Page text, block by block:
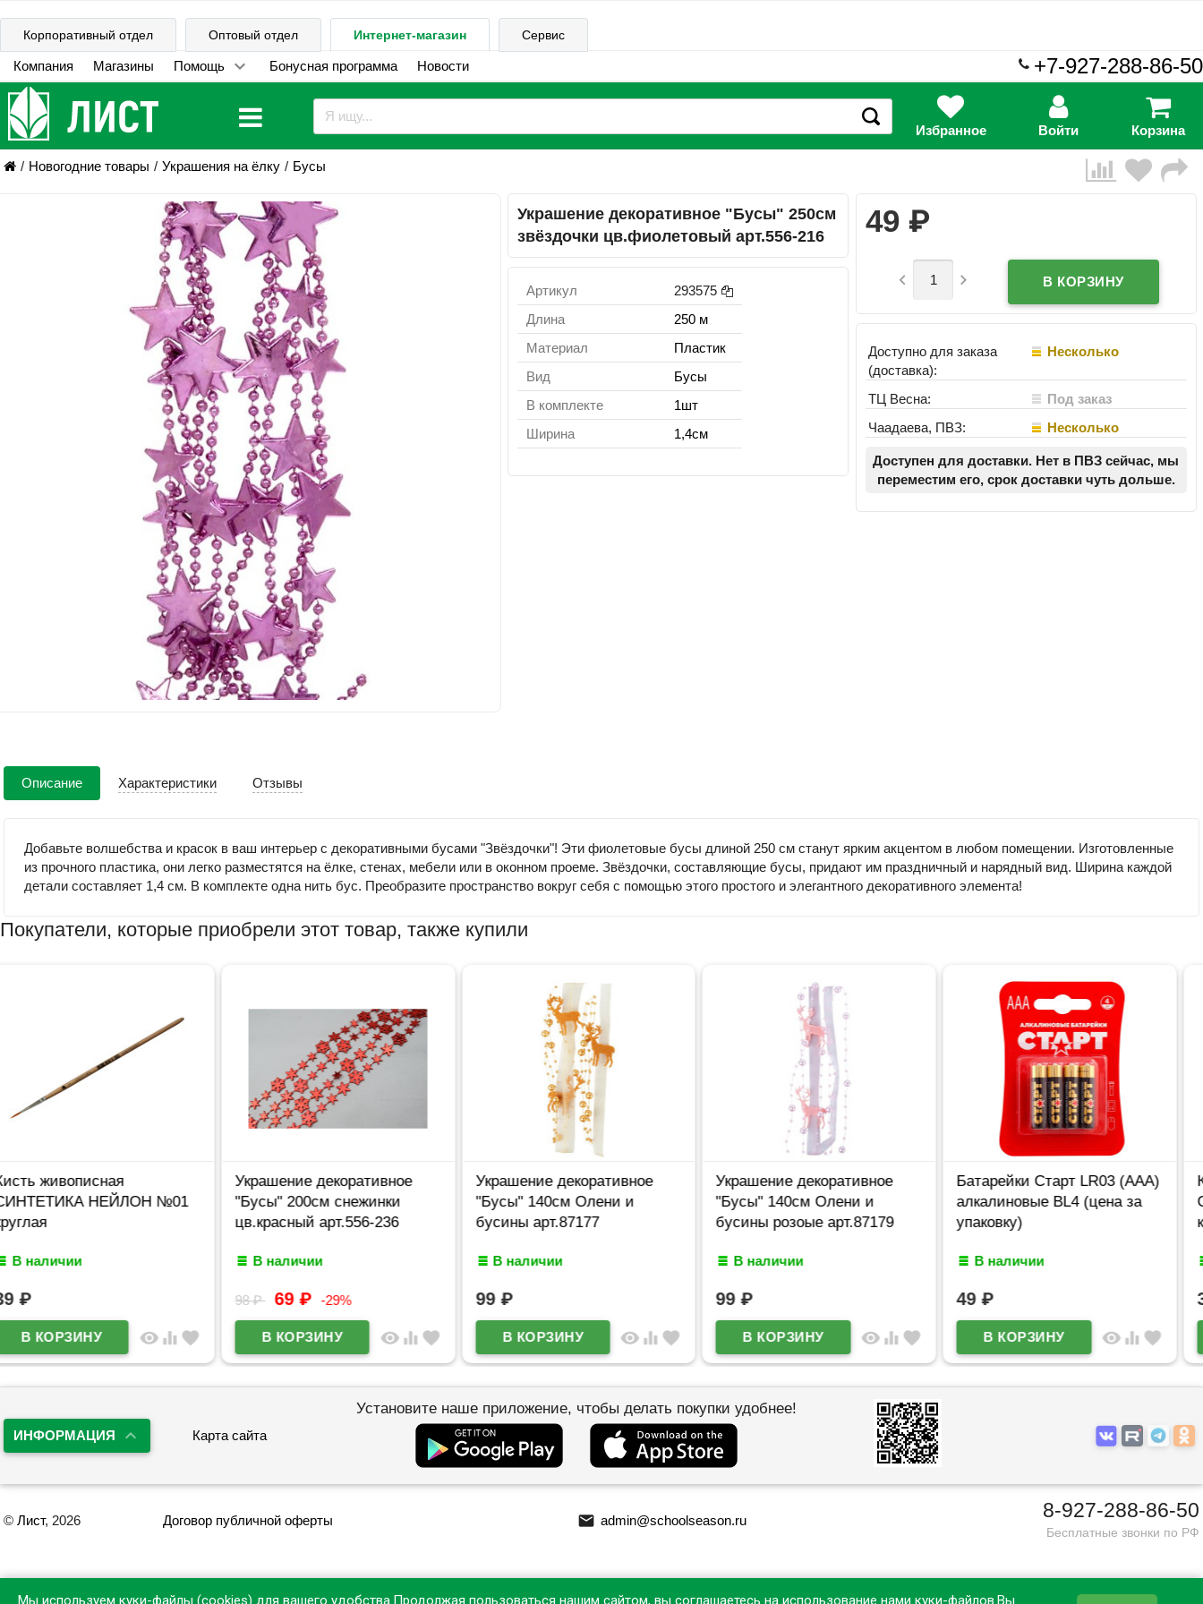
Корпоративный отдел Оптовый отдел Интернет-магазин Сервис
Компания Магазины Помощь Бонусная программа Новости +7-927-288-86-50
Избранное Войти Корзина
Новогодние товары Украшения на ёлку Бусы
Украшение декоративное "Бусы" 250см
звёздочки цв.фиолетовый арт.556-216
Артикул
293575
Длина
250 м
Материал
Пластик
Вид
Бусы
В комплекте
1шт
Ширина
1,4см
49 ₽
 
Доступно для заказа
(доставка):
Несколько
ТЦ Весна:
Под заказ
Чаадаева, ПВЗ:
Несколько
Доступен для доставки. Нет в ПВЗ сейчас, мы
переместим его, срок доставки чуть дольше.
Описание Характеристики Отзывы
Добавьте волшебства и красок в ваш интерьер с декоративными бусами "Звёздочки"! Эти фиолетовые бусы длиной 250 см станут ярким акцентом в любом помещении. Изготовленные
из прочного пластика, они легко разместятся на ёлке, стенах, мебели или в оконном проеме. Звёздочки, составляющие бусы, придают им праздничный и нарядный вид. Ширина каждой
детали составляет 1,4 см. В комплекте одна нить бус. Преобразите пространство вокруг себя с помощью этого простого и элегантного декоративного элемента!
Покупатели, которые приобрели этот товар, также купили
favorite
Украшение декоративное
"Бусы" 200см снежинки
В наличии
favorite
Украшение декоративное
"Бусы" 140см Олени и
бусины арт.87177
В наличии
99₽
favorite
Украшение декоративное
"Бусы" 140см Олени и
бусины розоые арт.87179
В наличии
favorite
Батарейки Старт LR03 (ААА)
алкалиновые BL4 (цена за
упаковку)
В наличии
favorite
Кисть живописная
СИНТЕТИКА НЕЙЛОН
круглая
В наличии
ИНФОРМАЦИЯ Карта сайта
Установите наше приложение, чтобы делать покупки удобнее!
© Лист, 2026 Договор публичной оферты email admin@schoolseason.ru 8-927-288-86-50
Бесплатные звонки по РФ
Мы используем куки-файлы (cookies) для вашего удобства.Продолжая пользоваться нашим сайтом, вы соглашаетесь на использование нами куки-файлов.Вы